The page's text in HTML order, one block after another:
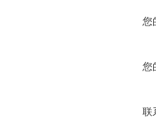
您
您
联